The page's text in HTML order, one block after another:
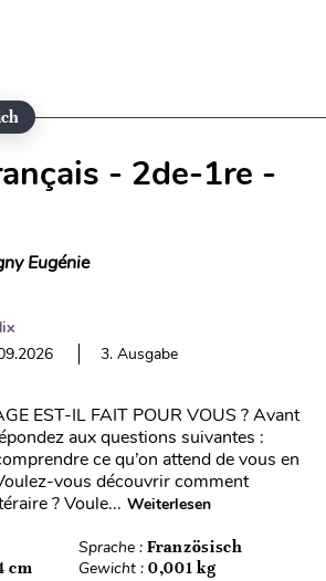
- 2de-1re -
Eugénie
3. Ausgabe
EST-IL FAIT POUR VOUS ? Avant
aux questions suivantes :
ce qu’on attend de vous en
vous découvrir comment
? Voule... Weiterlesen
Sprache : Französisch
cm Gewicht : 0,001 kg